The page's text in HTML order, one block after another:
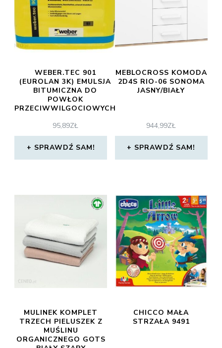
WEBER.TEC 901
(EUROLAN 3K) EMULSJA
BITUMICZNA DO
POWŁOK
PRZECIWWILGOCIOWYCH
95,89ZŁ
SPRAWDŹ SAM!
MEBLOCROSS KOMODA
2D4S RIO-06 SONOMA
JASNY/BIAŁY
944,99ZŁ
SPRAWDŹ SAM!
MULINEK KOMPLET
TRZECH PIELUSZEK Z
MUŚLINU
ORGANICZNEGO GOTS
CHICCO MAŁA
STRZAŁA 9491